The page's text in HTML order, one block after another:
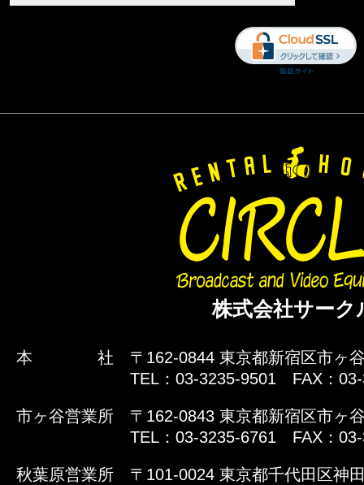
株式会社サーク
本 社
〒162-0844 東京都新宿区市ヶ
TEL：03-3235-9501 FAX：
市ヶ谷営業所
〒162-0843 東京都新宿区市ヶ
TEL：03-3235-6761 FAX：
秋葉原営業所
〒101-0024 東京都千代田区神